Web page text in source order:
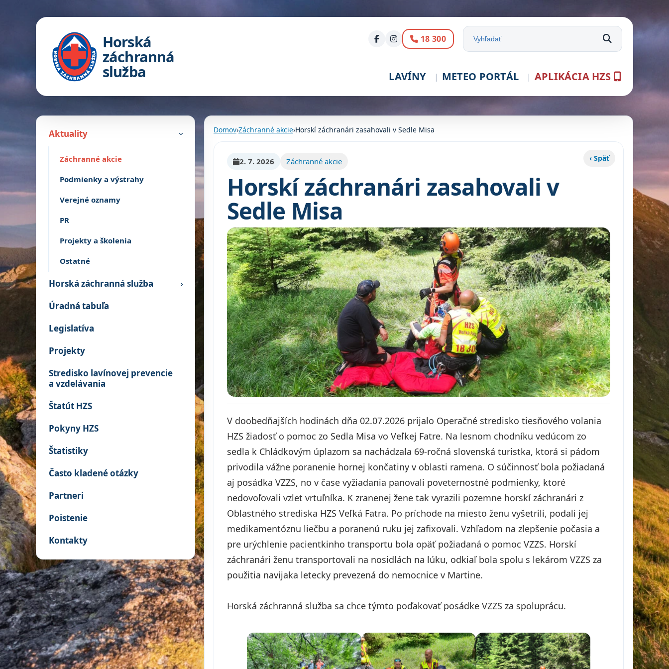
Horská
záchranná
služba
Volanie:
18 300 Vyhľadať na stránke
LAVÍNY METEO PORTÁL APLIKÁCIA HZS
Aktuality ›
Záchranné akcie
Podmienky a výstrahy
Verejné oznamy
PR
Projekty a školenia
Ostatné
Horská záchranná služba ›
Úradná tabuľa
Legislatíva
Projekty
Stredisko lavínovej prevencie
a vzdelávania
Štatút HZS
Pokyny HZS
Štatistiky
Často kladené otázky
Partneri
Poistenie
Kontakty
Domov›Záchranné akcie›Horskí záchranári zasahovali v Sedle Misa
‹ Späť
2. 7. 2026 Záchranné akcie
Horskí záchranári zasahovali v
Sedle Misa
V doobedňajších hodinách dňa 02.07.2026 prijalo Operačné stredisko tiesňového volania
HZS žiadosť o pomoc zo Sedla Misa vo Veľkej Fatre. Na lesnom chodníku vedúcom zo
sedla k Chládkovým úplazom sa nachádzala 69-ročná slovenská turistka, ktorá si pádom
privodila vážne poranenie hornej končatiny v oblasti ramena. O súčinnosť bola požiadaná
aj posádka VZZS, no v čase vyžiadania panovali poveternostné podmienky, ktoré
nedovoľovali vzlet vrtuľníka. K zranenej žene tak vyrazili pozemne horskí záchranári z
Oblastného strediska HZS Veľká Fatra. Po príchode na miesto ženu vyšetrili, podali jej
medikamentóznu liečbu a poranenú ruku jej zafixovali. Vzhľadom na zlepšenie počasia a
pre urýchlenie pacientkinho transportu bola opäť požiadaná o pomoc VZZS. Horskí
záchranári ženu transportovali na nosidlách na lúku, odkiaľ bola spolu s lekárom VZZS za
použitia navijaka letecky prevezená do nemocnice v Martine.
Horská záchranná služba sa chce týmto poďakovať posádke VZZS za spoluprácu.